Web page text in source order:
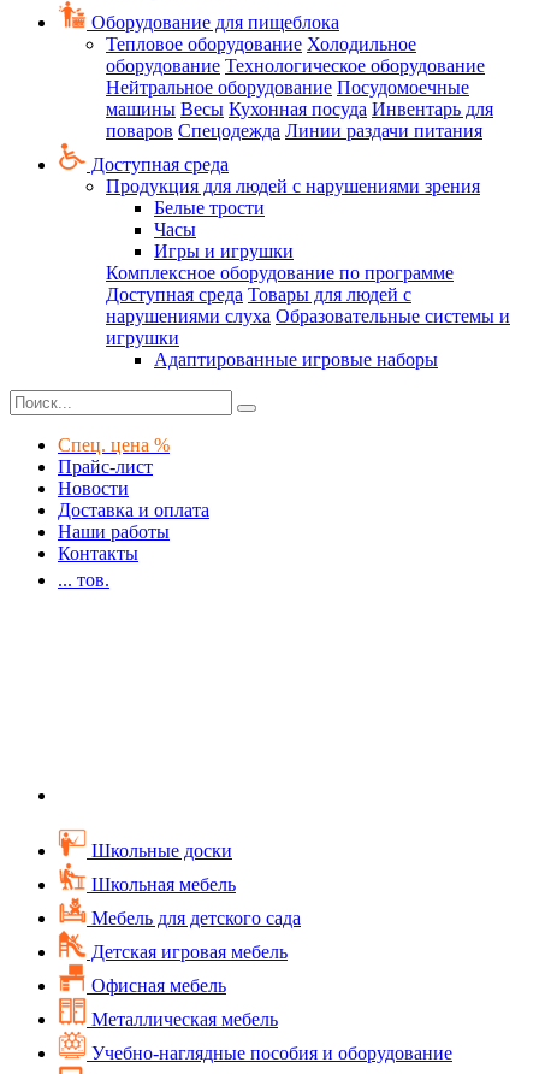
Оборудование для пищеблока
Тепловое оборудование Холодильное
оборудование Технологическое оборудование
Нейтральное оборудование Посудомоечные
машины Весы Кухонная посуда Инвентарь для
поваров Спецодежда Линии раздачи питания
Доступная среда
Продукция для людей с нарушениями зрения
Белые трости
Часы
Игры и игрушки
Комплексное оборудование по программе
Доступная среда Товары для людей с
нарушениями слуха Образовательные системы и
игрушки
Адаптированные игровые наборы
Спец. цена %
Прайс-лист
Новости
Доставка и оплата
Наши работы
Контакты
... тов.
Школьные доски
Школьная мебель
Мебель для детского сада
Детская игровая мебель
Офисная мебель
Металлическая мебель
Учебно-наглядные пособия и оборудование